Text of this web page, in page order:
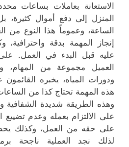
الاستعانة بعاملات بساعات
المنزل إلى دفع أموال كثيرة،
الساعة، وعموماً هذا النوع من
إنجاز المهمة بدقة
عليه قبل البدء في العمل.
العميل مجموعة من المهام،
ودورات المياه، يخبره
هذه المهمة تحتاج كذا من
وهذه الطريقة شديدة الشفافية
على الالتزام بعمله وعدم
على حقه من العمل، وكذلك
لذلك نجد العملية ناجحة